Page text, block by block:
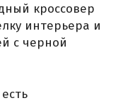
кроссовер
интерьера и
с черной